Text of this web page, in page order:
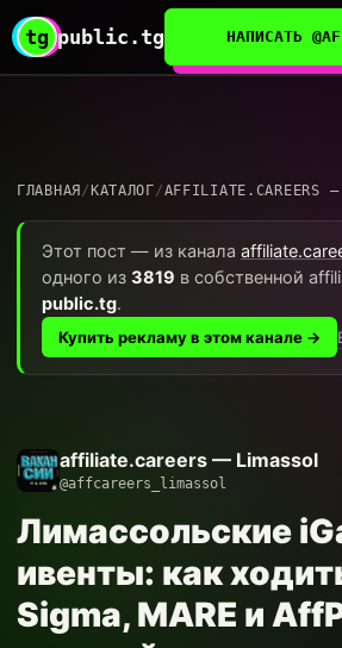
tg public.tg НАПИСАТЬ
ГЛАВНАЯ / КАТАЛОГ/AFFILIATE.CAREERS —
Этот пост — из канала
одного из 3819 в собственной
public.tg.
Купить рекламу в этом канале →
affiliate.careers — Limassol
@affcareers_limassol
Лимассольские
ивенты: как
Sigma, MARE и